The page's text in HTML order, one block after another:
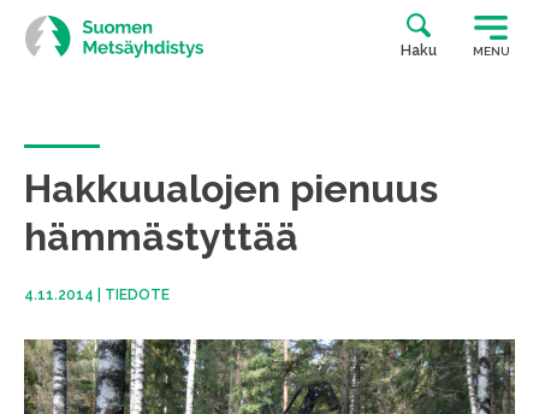
Siirry
suoraan
sisältöön
Haku MENU
Hakkuualojen pienuus
hämmästyttää
4.11.2014 TIEDOTE